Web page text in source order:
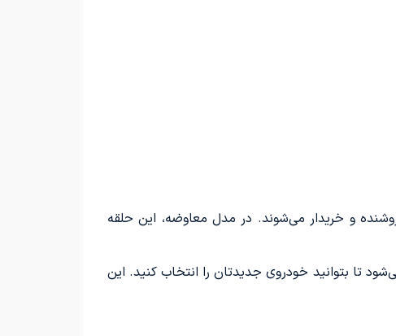
و خریدار می‌شوند. در مدل معاوضه، این حلقه
تا بتوانید خودروی جدیدتان را انتخاب کنید. این